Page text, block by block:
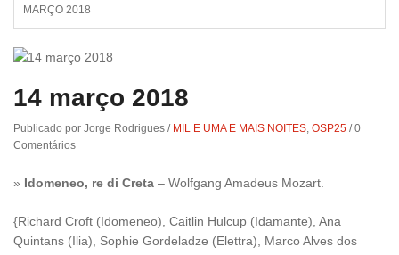
MARÇO 2018
14 março 2018
Publicado por Jorge Rodrigues / MIL E UMA E MAIS NOITES, OSP25 /0
Comentários
» Idomeneo, re di Creta – Wolfgang Amadeus Mozart.
{Richard Croft (Idomeneo), Caitlin Hulcup (Idamante), Ana
Quintans (Ilia), Sophie Gordeladze (Elettra), Marco Alves dos